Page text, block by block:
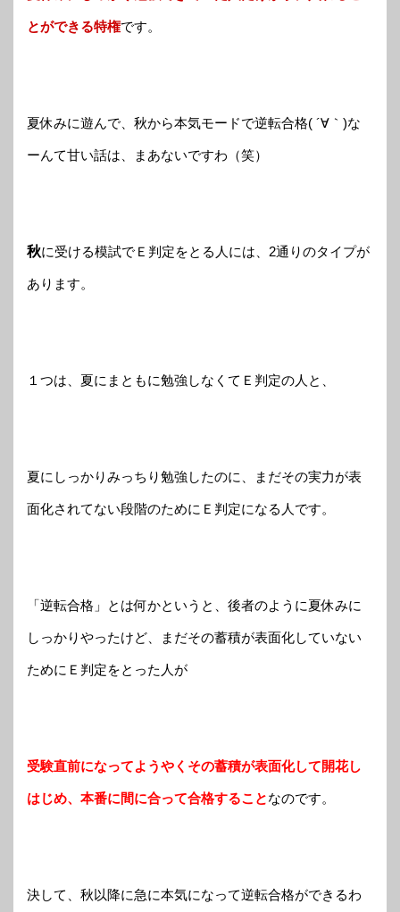
とができる特権です。
夏休みに遊んで、秋から本気モードで逆転合格( ´∀｀)な
ーんて甘い話は、まあないですわ（笑）
秋に受ける模試でＥ判定をとる人には、2通りのタイプが
あります。
１つは、夏にまともに勉強しなくてＥ判定の人と、
夏にしっかりみっちり勉強したのに、まだその実力が表
面化されてない段階のためにＥ判定になる人です。
「逆転合格」とは何かというと、後者のように夏休みに
しっかりやったけど、まだその蓄積が表面化していない
ためにＥ判定をとった人が
受験直前になってようやくその蓄積が表面化して開花し
はじめ、本番に間に合って合格することなのです。
決して、秋以降に急に本気になって逆転合格ができるわ